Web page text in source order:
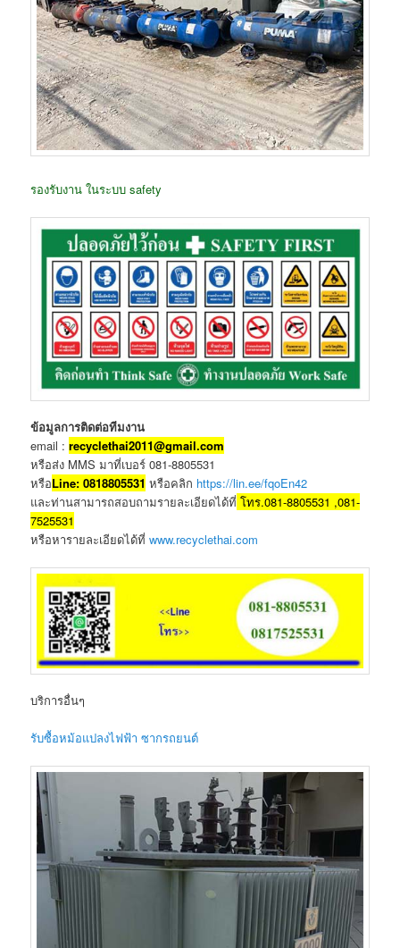
รองรับงาน ในระบบ safety
ข้อมูลการติดต่อทีมงาน
email :recyclethai2011@gmail.com
หรือส่ง MMS มาที่เบอร์ 081-8805531
หรือLine:0818805531 หรือคลิก https://lin.ee/fqoEn42
และท่านสามารถสอบถามรายละเอียดได้ที่ โทร.081-8805531 ,081-
7525531
หรือหารายละเอียดได้ที่www.recyclethai.com
บริการอื่นๆ
รับซื้อหม้อแปลงไฟฟ้า ซากรถยนต์